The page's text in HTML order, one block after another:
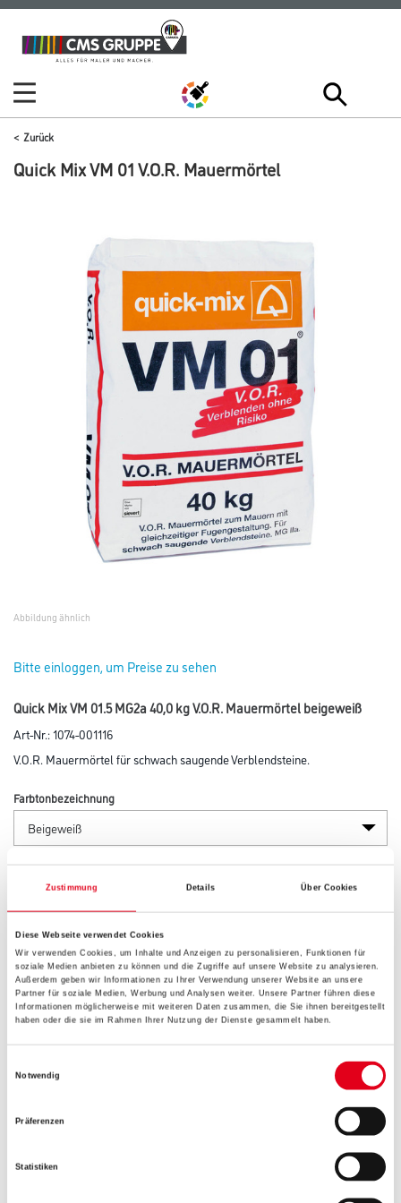
Zustimmung Details Über Cookies
Diese Webseite verwendet Cookies
Wir verwenden Cookies, um Inhalte und Anzeigen zu personalisieren, Funktionen für
soziale Medien anbieten zu können und die Zugriffe auf unsere Website zu analysieren.
Außerdem geben wir Informationen zu Ihrer Verwendung unserer Website an unsere
Partner für soziale Medien, Werbung und Analysen weiter. Unsere Partner führen diese
Informationen möglicherweise mit weiteren Daten zusammen, die Sie ihnen bereitgestellt
haben oder die sie im Rahmen Ihrer Nutzung der Dienste gesammelt haben.
Notwendig
Präferenzen
Statistiken
Zum
Inhalt
Zum
Navigationsmenü
Zurück
Quick Mix VM 01 V.O.R. Mauermörtel
Abbildung ähnlich
Bitte einloggen, um Preise zu sehen
Quick Mix VM 01.5 MG2a 40,0 kg V.O.R. Mauermörtel beigeweiß
Art-Nr.:1074-001116
V.O.R. Mauermörtel für schwach saugende Verblendsteine.
Farbtonbezeichnung
Gebinde
Umrechnungsfaktoren